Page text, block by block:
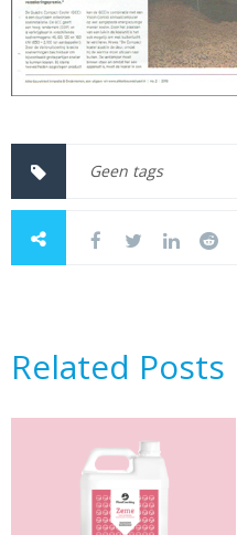
Geen tags
Related Posts